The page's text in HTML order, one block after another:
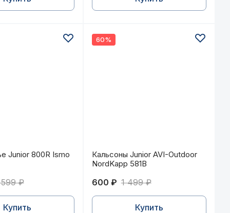
Junior 800R Ismo серый
Junior 800R Ismo
₽
Купить
Кальсоны Junior AVI-Outdoor
60%
Кальсоны Junior AVI-Outdoor
NordKapp 581B
600 ₽ 1 499 ₽
Купить